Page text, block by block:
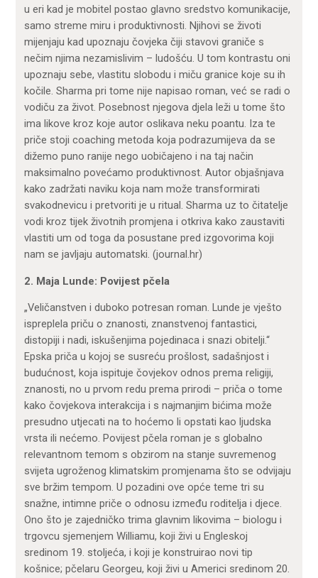
u eri kad je mobitel postao glavno sredstvo komunikacije,
samo streme miru i produktivnosti. Njihovi se životi
mijenjaju kad upoznaju čovjeka čiji stavovi graniče s
nečim njima nezamislivim – ludošću. U tom kontrastu oni
upoznaju sebe, vlastitu slobodu i miču granice koje su ih
kočile. Sharma pri tome nije napisao roman, već se radi o
vodiču za život. Posebnost njegova djela leži u tome što
ima likove kroz koje autor oslikava neku poantu. Iza te
priče stoji coaching metoda koja podrazumijeva da se
dižemo puno ranije nego uobičajeno i na taj način
maksimalno povećamo produktivnost. Autor objašnjava
kako zadržati naviku koja nam može transformirati
svakodnevicu i pretvoriti je u ritual. Sharma uz to čitatelje
vodi kroz tijek životnih promjena i otkriva kako zaustaviti
vlastiti um od toga da posustane pred izgovorima koji
nam se javljaju automatski. (journal.hr)
2. Maja Lunde: Povijest pčela
„Veličanstven i duboko potresan roman. Lunde je vješto
ispreplela priču o znanosti, znanstvenoj fantastici,
distopiji i nadi, iskušenjima pojedinaca i snazi obitelji.“
Epska priča u kojoj se susreću prošlost, sadašnjost i
budućnost, koja ispituje čovjekov odnos prema religiji,
znanosti, no u prvom redu prema prirodi – priča o tome
kako čovjekova interakcija i s najmanjim bićima može
presudno utjecati na to hoćemo li opstati kao ljudska
vrsta ili nećemo. Povijest pčela roman je s globalno
relevantnom temom s obzirom na stanje suvremenog
svijeta ugroženog klimatskim promjenama što se odvijaju
sve bržim tempom. U pozadini ove opće teme tri su
snažne, intimne priče o odnosu između roditelja i djece.
Ono što je zajedničko trima glavnim likovima – biologu i
trgovcu sjemenjem Williamu, koji živi u Engleskoj
sredinom 19. stoljeća, i koji je konstruirao novi tip
košnice; pčelaru Georgeu, koji živi u Americi sredinom 20.